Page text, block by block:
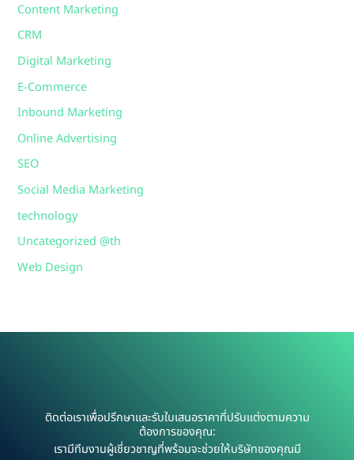
Content Marketing
CRM
Digital Marketing
E-Commerce
Inbound Marketing
Online Advertising
SEO
Social Media Marketing
technology
Uncategorized @th
Web Design
ติดต่อเราเพื่อปรึกษาและรับใบเสนอราคาที่ปรับแต่งตามความ
ต้องการของคุณ:
เรามีทีมงานผู้เชี่ยวชาญที่พร้อมจะช่วยให้บริษัทของคุณมี